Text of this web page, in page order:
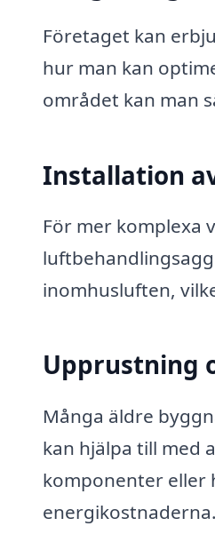
Företaget kan
hur man kan
området kan man
Installation
För mer komplexa
inomhusluften,
Upprustning
Många äldre
kan hjälpa till med
komponenter eller
energikostnaderna.